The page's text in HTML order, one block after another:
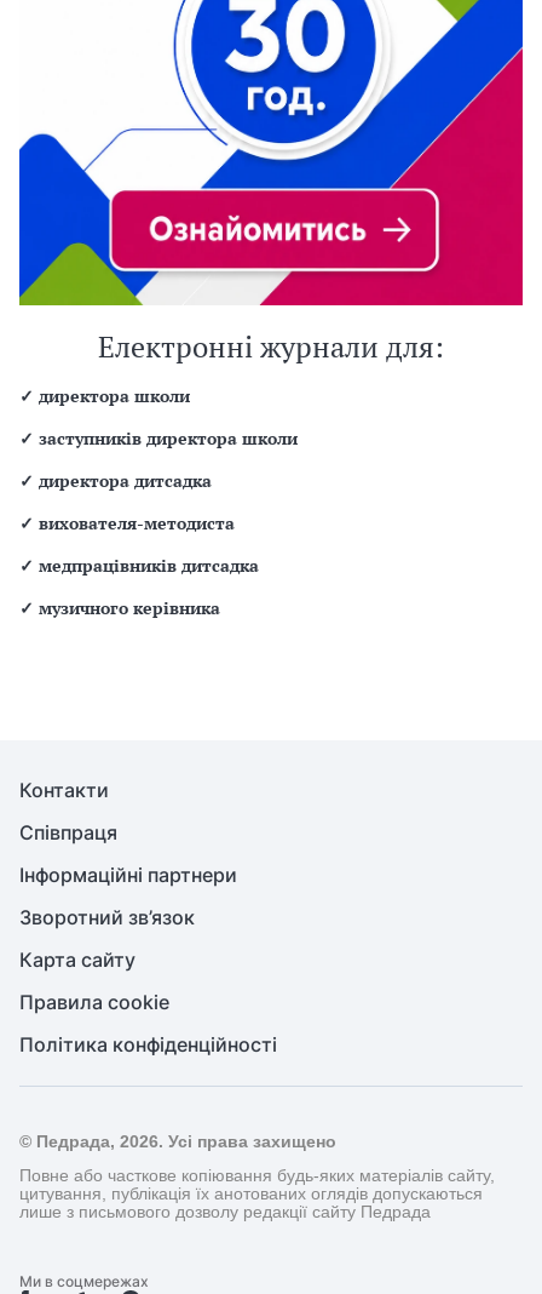
Електронні журнали для:
✓ директора школи
✓ заступників директора школи
✓ директора дитсадка
✓ вихователя-методиста
✓ медпрацівників дитсадка
✓ музичного керівника
Контакти
Співпраця
Інформаційні партнери
Зворотний зв’язок
Карта сайту
Правила cookie
Політика конфіденційності
© Педрада, 2026. Усі права захищено
Повне або часткове копіювання будь-яких матеріалів сайту,
цитування, публікація їх анотованих оглядів допускаються
лише з письмового дозволу редакції сайту Педрада
Ми в соцмережах